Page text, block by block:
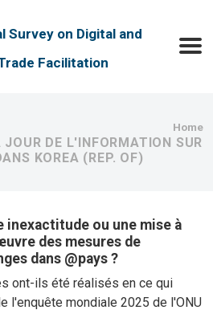
Survey on Digital and
Facilitation
Home
JOUR DE L'INFORMATION SUR
KOREA (REP. OF)
inexactitude ou une mise à
des mesures de
dans @pays ?
ont-ils été réalisés en ce qui
l'enquête mondiale 2025 de l'ONU